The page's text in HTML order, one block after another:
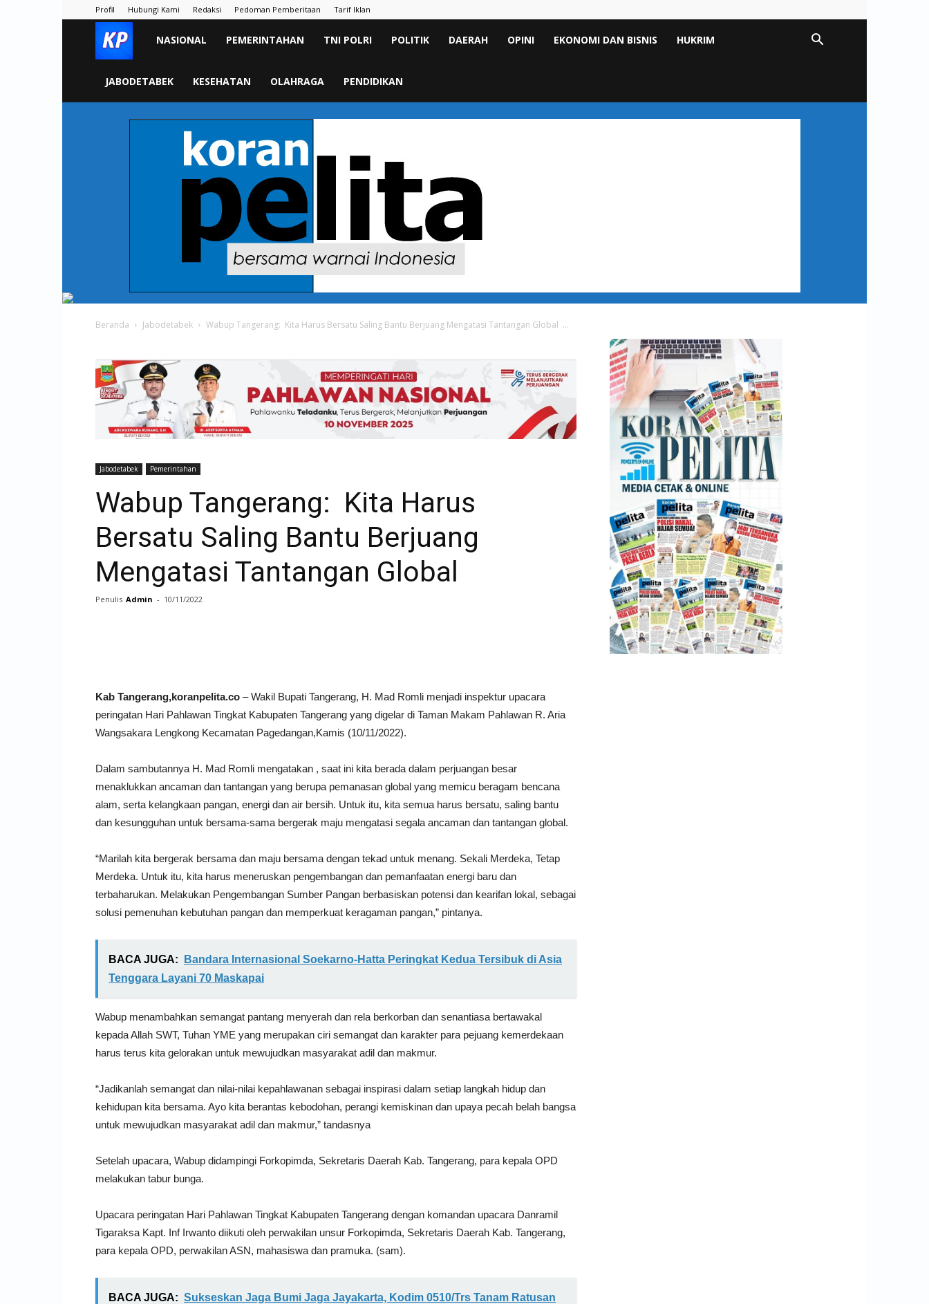
Profil Hubungi Kami Redaksi Pedoman Pemberitaan Tarif Iklan
KORAN
PELITA
NASIONAL PEMERINTAHAN TNI POLRI POLITIK DAERAH OPINI EKONOMI DAN BISNIS HUKRIM
JABODETABEK KESEHATAN OLAHRAGA PENDIDIKAN
Beranda Jabodetabek Wabup Tangerang: Kita Harus Bersatu Saling Bantu Berjuang Mengatasi Tantangan Global ...
Jabodetabek Pemerintahan
Wabup Tangerang: Kita Harus
Bersatu Saling Bantu Berjuang
Mengatasi Tantangan Global
Penulis Admin - 10/11/2022
Kab Tangerang,koranpelita.co – Wakil Bupati Tangerang, H. Mad Romli menjadi inspektur upacara
peringatan Hari Pahlawan Tingkat Kabupaten Tangerang yang digelar di Taman Makam Pahlawan R. Aria
Wangsakara Lengkong Kecamatan Pagedangan,Kamis (10/11/2022).
Dalam sambutannya H. Mad Romli mengatakan , saat ini kita berada dalam perjuangan besar
menaklukkan ancaman dan tantangan yang berupa pemanasan global yang memicu beragam bencana
alam, serta kelangkaan pangan, energi dan air bersih. Untuk itu, kita semua harus bersatu, saling bantu
dan kesungguhan untuk bersama-sama bergerak maju mengatasi segala ancaman dan tantangan global.
“Marilah kita bergerak bersama dan maju bersama dengan tekad untuk menang. Sekali Merdeka, Tetap
Merdeka. Untuk itu, kita harus meneruskan pengembangan dan pemanfaatan energi baru dan
terbaharukan. Melakukan Pengembangan Sumber Pangan berbasiskan potensi dan kearifan lokal, sebagai
solusi pemenuhan kebutuhan pangan dan memperkuat keragaman pangan,” pintanya.
BACA JUGA:
Bandara Internasional Soekarno-Hatta Peringkat Kedua Tersibuk di Asia
Tenggara Layani 70 Maskapai
Wabup menambahkan semangat pantang menyerah dan rela berkorban dan senantiasa bertawakal
kepada Allah SWT, Tuhan YME yang merupakan ciri semangat dan karakter para pejuang kemerdekaan
harus terus kita gelorakan untuk mewujudkan masyarakat adil dan makmur.
“Jadikanlah semangat dan nilai-nilai kepahlawanan sebagai inspirasi dalam setiap langkah hidup dan
kehidupan kita bersama. Ayo kita berantas kebodohan, perangi kemiskinan dan upaya pecah belah bangsa
untuk mewujudkan masyarakat adil dan makmur,” tandasnya
Setelah upacara, Wabup didampingi Forkopimda, Sekretaris Daerah Kab. Tangerang, para kepala OPD
melakukan tabur bunga.
Upacara peringatan Hari Pahlawan Tingkat Kabupaten Tangerang dengan komandan upacara Danramil
Tigaraksa Kapt. Inf Irwanto diikuti oleh perwakilan unsur Forkopimda, Sekretaris Daerah Kab. Tangerang,
para kepala OPD, perwakilan ASN, mahasiswa dan pramuka. (sam).
BACA JUGA: Sukseskan Jaga Bumi Jaga Jayakarta, Kodim 0510/Trs Tanam Ratusan